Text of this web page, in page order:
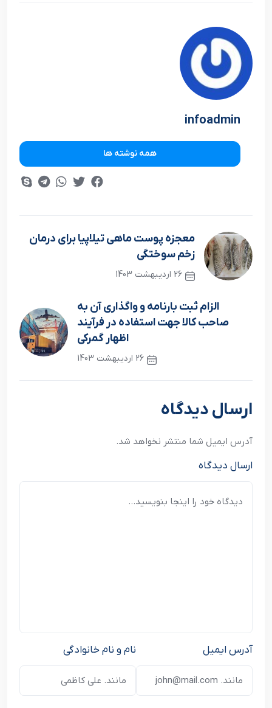
infoadmin
همه نوشته ها
معجزه پوست ماهی تیلاپیا برای درمان
زخم سوختگی
26 اردیبهشت 1403
الزام ثبت بارنامه و واگذاری آن به
صاحب کالا جهت استفاده در فرآیند
اظهار گمرکی
26 اردیبهشت 1403
نوشته بعدی
ارسال دیدگاه
آدرس ایمیل شما منتشر نخواهد شد.
ارسال دیدگاه
نام و نام خانوادگی آدرس ایمیل